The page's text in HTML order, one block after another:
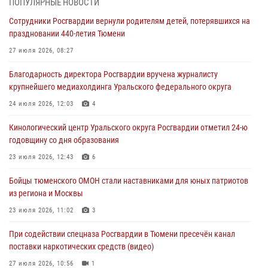
04 августа 2026, 11:07
Спецназ Росгвардии провел комплексную тренировку в полевых
04 августа 2026, 06:28
Тюменские правоохранители провели соревнования по стрельбе
03 августа 2026, 07:35
Росгвардия противодействует БПЛА ВСУ на южном направлении
03 августа 2026, 07:29
ПОПУЛЯРНЫЕ НОВОСТИ
Сотрудники Росгвардии вернули родителям детей, потерявшихся на
праздновании 440-летия Тюмени
27 июля 2026, 08:27
Благодарность директора Росгвардии вручена журналисту
крупнейшего медиахолдинга Уральского федерального округа
24 июля 2026, 12:03 4
Кинологический центр Уральского округа Росгвардии отметил 24-ю
годовщину со дня образования
23 июля 2026, 12:43 6
Бойцы тюменского ОМОН стали наставниками для юных патриотов
из региона и Москвы
23 июля 2026, 11:02 3
При содействии спецназа Росгвардии в Тюмени пресечён канал
поставки наркотических средств (видео)
27 июля 2026, 10:56 1